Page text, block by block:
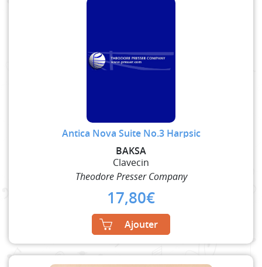
Antica Nova Suite No.3 Harpsic
BAKSA
Clavecin
Theodore Presser Company
17,80€
Ajouter